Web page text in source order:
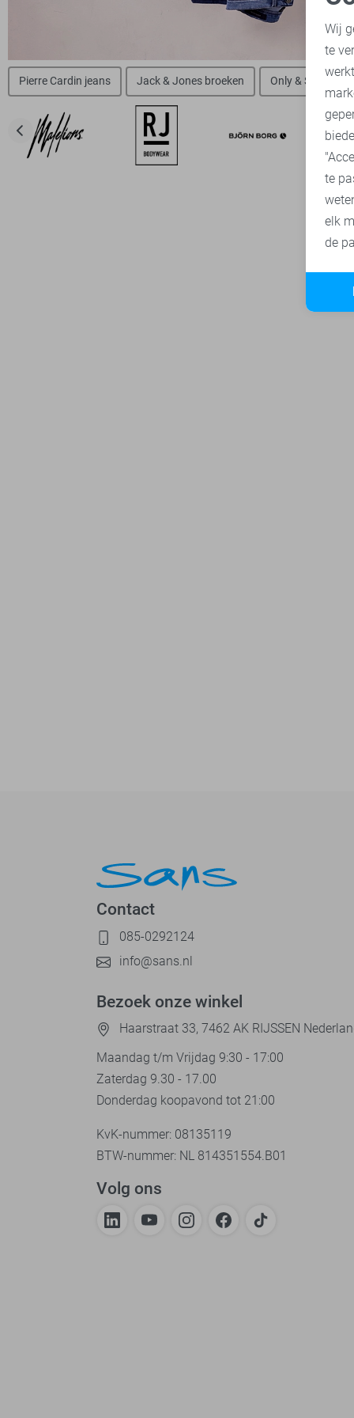
Pierre Cardin jeans Jack & Jones broeken Only & Sons
Contact
085-0292124
info@sans.nl
Bezoek onze winkel
Haarstraat 33, 7462 AK RIJSSEN
Maandag t/m Vrijdag 9:30 - 17:00
Zaterdag 9.30 - 17.00
Donderdag koopavond tot 21:00
KvK-nummer: 08135119
BTW-nummer: NL 814351554.B01
Volg ons
Wij
te
te
elk
de